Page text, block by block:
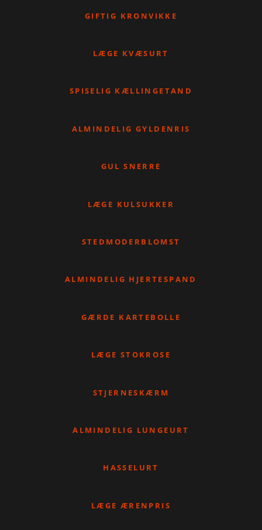
GIFTIG KRONVIKKE
LÆGE KVÆSURT
SPISELIG KÆLLINGETAND
ALMINDELIG GYLDENRIS
GUL SNERRE
LÆGE KULSUKKER
STEDMODERBLOMST
ALMINDELIG HJERTESPAND
GÆRDE KARTEBOLLE
LÆGE STOKROSE
STJERNESKÆRM
ALMINDELIG LUNGEURT
HASSELURT
LÆGE ÆRENPRIS